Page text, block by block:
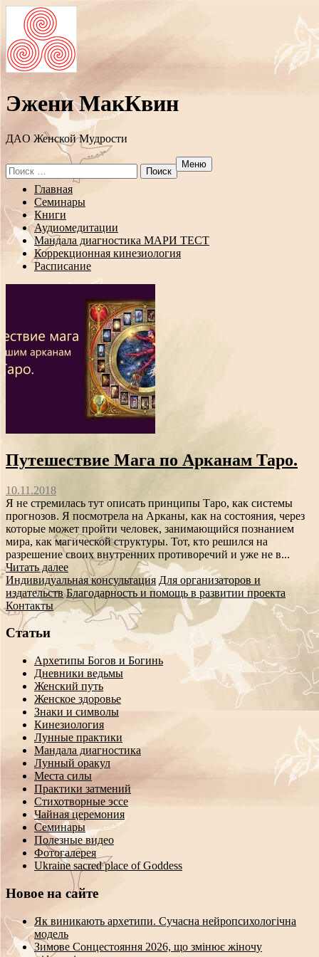
Эжени МакКвин
ДAO Женской Мудрости
Search
for:
Меню
Перейти
содержанию
Главная
Семинары
Книги
Аудиомедитации
Мандала диагностика МАРИ ТЕСТ
Коррекционная кинезиология
Расписание
Путешествие Мага по Арканам Таро.
10.11.2018
Я не стремилась тут описать принципы Таро, как системы
прогнозов. Я посмотрела на Арканы, как на состояния, через
которые может пройти человек, занимающийся познанием
мира, как магической структуры. Тот, кто решился на
разрешение своих внутренних противоречий и уже не в...
Читать далее
Индивидуальная консультация Для организаторов и
издательств Благодарность и помощь в развитии проекта
Контакты
Статьи
Архетипы Богов и Богинь
Дневники ведьмы
Женский путь
Женское здоровье
Знаки и символы
Кинезиология
Лунные практики
Мандала диагностика
Лунный оракул
Места силы
Практики затмений
Стихотворные эссе
Чайная церемония
Семинары
Полезные видео
Фотогалерея
Ukraine sacred place of Goddess
Новое на сайте
Як виникають архетипи. Сучасна нейропсихологічна
модель
Зимове Сонцестояння 2026, що змінює жіночу